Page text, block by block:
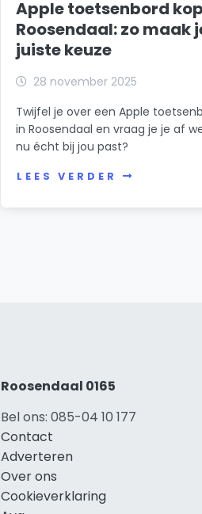
Apple toetsenbord
Roosendaal: zo maak
juiste keuze
28 november 2025
Twijfel je over een Apple
in Roosendaal en vraag je je af
nu écht bij jou past?
LEES VERDER
Roosendaal 0165
Bel ons: 085-04 10 177
Contact
Adverteren
Over ons
Cookieverklaring